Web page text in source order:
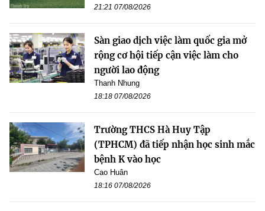
21:21 07/08/2026
Sàn giao dịch việc làm quốc gia mở
rộng cơ hội tiếp cận việc làm cho
người lao động
Thanh Nhung
18:18 07/08/2026
Trường THCS Hà Huy Tập
(TPHCM) đã tiếp nhận học sinh mắc
bệnh K vào học
Cao Huân
18:16 07/08/2026